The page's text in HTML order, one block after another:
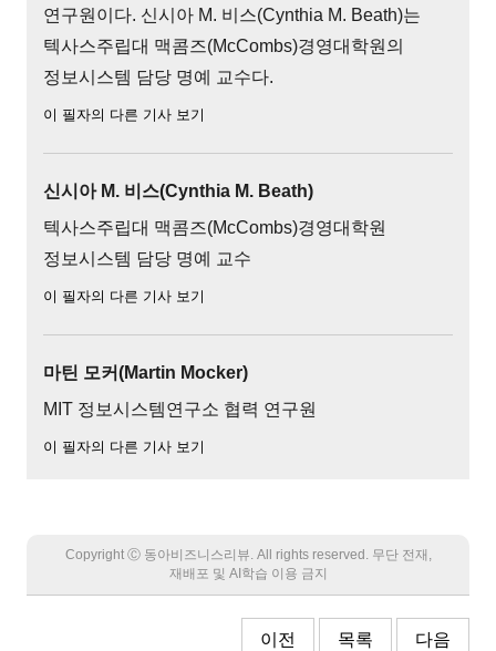
연구원이다. 신시아 M. 비스(Cynthia M. Beath)는
텍사스주립대 맥콤즈(McCombs)경영대학원의
정보시스템 담당 명예 교수다.
이 필자의 다른 기사 보기
신시아 M. 비스(Cynthia M. Beath)
텍사스주립대 맥콤즈(McCombs)경영대학원
정보시스템 담당 명예 교수
이 필자의 다른 기사 보기
마틴 모커(Martin Mocker)
MIT 정보시스템연구소 협력 연구원
이 필자의 다른 기사 보기
Copyright Ⓒ 동아비즈니스리뷰. All rights reserved. 무단 전재,
재배포 및 AI학습 이용 금지
이전 목록 다음